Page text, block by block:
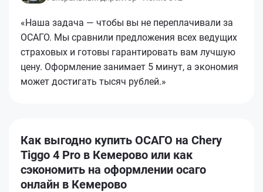
«Наша задача — чтобы вы не переплачивали за
ОСАГО. Мы сравнили предложения всех ведущих
страховых и готовы гарантировать вам лучшую
цену. Оформление занимает 5 минут, а экономия
может достигать тысяч рублей.»
Как выгодно купить ОСАГО на Chery
Tiggo 4 Pro в Кемерово или как
сэкономить на оформлении осаго
онлайн в Кемерово